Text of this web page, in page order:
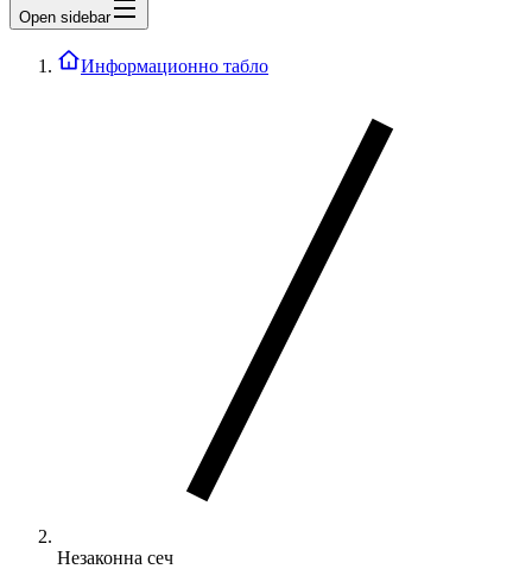
Open sidebar
Информационно табло
Незаконна сеч